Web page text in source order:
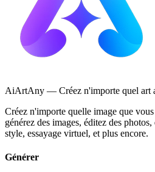
AiArtAny — Créez n'importe quel art
Créez n'importe quelle image que
générez des images, éditez des
style, essayage virtuel, et plus encore.
Générer